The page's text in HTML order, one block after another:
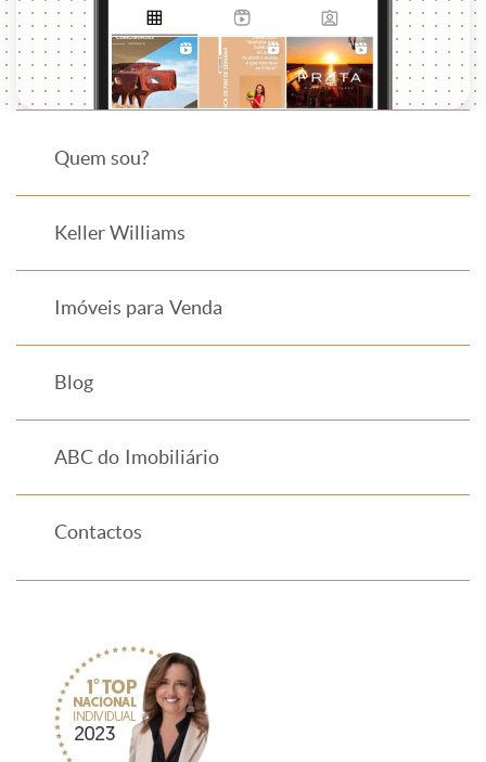
Quem sou?
Keller Williams
Imóveis para Venda
Blog
ABC do Imobiliário
Contactos